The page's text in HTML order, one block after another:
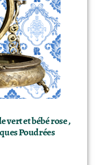
vert et bébé rose ,
Poudrées